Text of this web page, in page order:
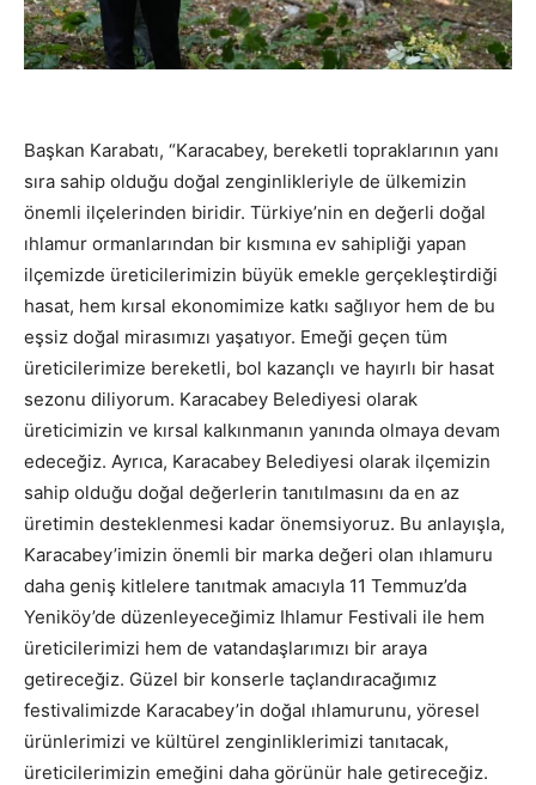
Başkan Karabatı, “Karacabey, bereketli topraklarının yanı
sıra sahip olduğu doğal zenginlikleriyle de ülkemizin
önemli ilçelerinden biridir. Türkiye’nin en değerli doğal
ıhlamur ormanlarından bir kısmına ev sahipliği yapan
ilçemizde üreticilerimizin büyük emekle gerçekleştirdiği
hasat, hem kırsal ekonomimize katkı sağlıyor hem de bu
eşsiz doğal mirasımızı yaşatıyor. Emeği geçen tüm
üreticilerimize bereketli, bol kazançlı ve hayırlı bir hasat
sezonu diliyorum. Karacabey Belediyesi olarak
üreticimizin ve kırsal kalkınmanın yanında olmaya devam
edeceğiz. Ayrıca, Karacabey Belediyesi olarak ilçemizin
sahip olduğu doğal değerlerin tanıtılmasını da en az
üretimin desteklenmesi kadar önemsiyoruz. Bu anlayışla,
Karacabey’imizin önemli bir marka değeri olan ıhlamuru
daha geniş kitlelere tanıtmak amacıyla 11 Temmuz’da
Yeniköy’de düzenleyeceğimiz Ihlamur Festivali ile hem
üreticilerimizi hem de vatandaşlarımızı bir araya
getireceğiz. Güzel bir konserle taçlandıracağımız
festivalimizde Karacabey’in doğal ıhlamurunu, yöresel
ürünlerimizi ve kültürel zenginliklerimizi tanıtacak,
üreticilerimizin emeğini daha görünür hale getireceğiz.